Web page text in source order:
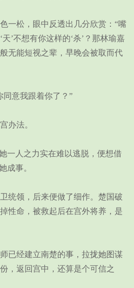
松，眼中反透出几分欣赏：“嘴
’不想有你这样的‘杀’？那林瑜嘉
无能短视之辈，早晚会被取而代
意我跟着你了？”
办法。
人之力实在难以逃脱，便想借
成事。
领，后来便做了细作。楚国破
性命，被救起后在宫外将养，是
经建立南楚的事，拉拢她图谋
，返回宫中，还算是个可信之